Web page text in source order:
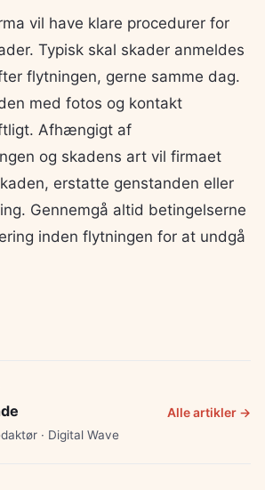
vil have klare procedurer for
Typisk skal skader anmeldes
flytningen, gerne samme dag.
med fotos og kontakt
Afhængigt af
og skadens art vil firmaet
erstatte genstanden eller
Gennemgå altid betingelserne
inden flytningen for at undgå
· Digital Wave
Alle artikler →